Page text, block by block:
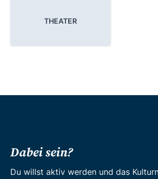
THEATER
Dabei sein?
Du willst aktiv werden und das